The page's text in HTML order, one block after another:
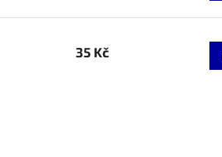
35 Kč